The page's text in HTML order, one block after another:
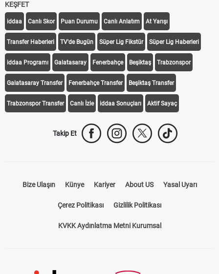
KEŞFET
iddaa Canlı Skor Puan Durumu Canlı Anlatım At Yarışı
Transfer Haberleri TV'de Bugün Süper Lig Fikstür Süper Lig Haberleri
iddaa Programı Galatasaray Fenerbahçe Beşiktaş Trabzonspor
Galatasaray Transfer Fenerbahçe Transfer Beşiktaş Transfer
Trabzonspor Transfer Canlı İzle iddaa Sonuçları Aktif Sayaç
Takip Et
Bize Ulaşın Künye Kariyer About US Yasal Uyarı
Çerez Politikası Gizlilik Politikası
KVKK Aydınlatma Metni Kurumsal